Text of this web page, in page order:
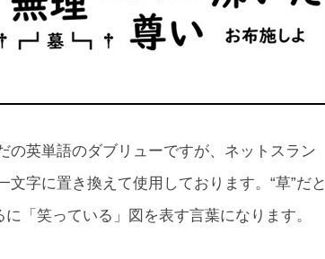
の英単語のダブリューですが、ネットスラン
字に置き換えて使用しております。“草”だと
「笑っている」図を表す言葉になります。